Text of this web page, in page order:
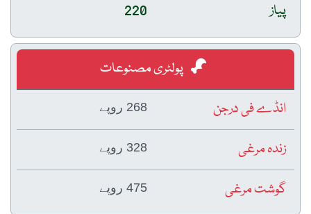
پیاز
220
پولٹری مصنوعات
انڈے فی درجن
268 روپے
زندہ مرغی 328 روپے
گوشت مرغی 475 روپے